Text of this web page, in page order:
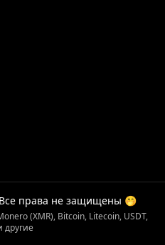
Все права не защищены 🤭
(XMR), Bitcoin, Litecoin, USDT,
другие